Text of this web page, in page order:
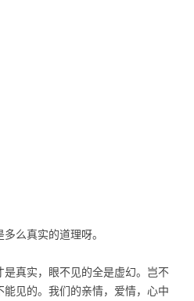
么真实的道理呀。
真实，眼不见的全是虚幻。岂不
见的。我们的亲情，爱情，心中